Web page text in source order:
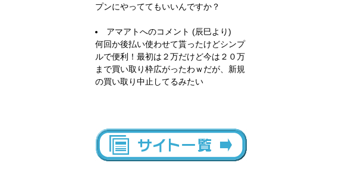
プンにやっててもいいんですか？
アマアトへのコメント (辰巳より)
何回か後払い使わせて貰ったけどシンプ
ルで便利！最初は２万だけど今は２０万
まで買い取り枠広がったわｗだが、新規
の買い取り中止してるみたい